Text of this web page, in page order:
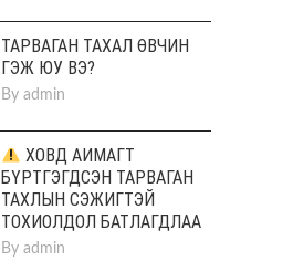
ТАРВАГАН ТАХАЛ ӨВЧИН
ГЭЖ ЮУ ВЭ?
By admin
ХОВД АЙМАГТ
БҮРТГЭГДСЭН ТАРВАГАН
ТАХЛЫН СЭЖИГТЭЙ
ТОХИОЛДОЛ БАТЛАГДЛАА
By admin